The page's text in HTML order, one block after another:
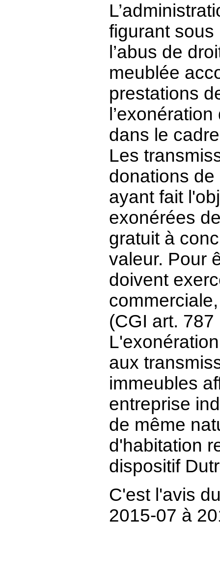
figurant
l’abus de
meublée
prestations
dans le
Les
donations
ayant fait
exonérées
gratuit à
valeur. Pour
doivent
(CGI art. 787
aux
immeubles
entreprise
de même
d'habitation
dispositif
C'est l'avis
2015-07 à